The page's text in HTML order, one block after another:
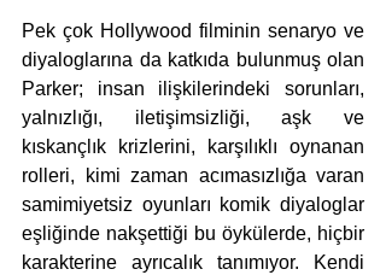
Pek çok Hollywood filminin senaryo ve
diyaloglarına da katkıda bulunmuş olan
Parker; insan ilişkilerindeki sorunları,
yalnızlığı, iletişimsizliği, aşk ve
kıskançlık krizlerini, karşılıklı oynanan
rolleri, kimi zaman acımasızlığa varan
samimiyetsiz oyunları komik diyaloglar
eşliğinde nakşettiği bu öykülerde, hiçbir
karakterine ayrıcalık tanımıyor. Kendi